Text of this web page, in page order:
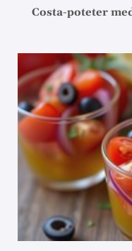
Costa-poteter